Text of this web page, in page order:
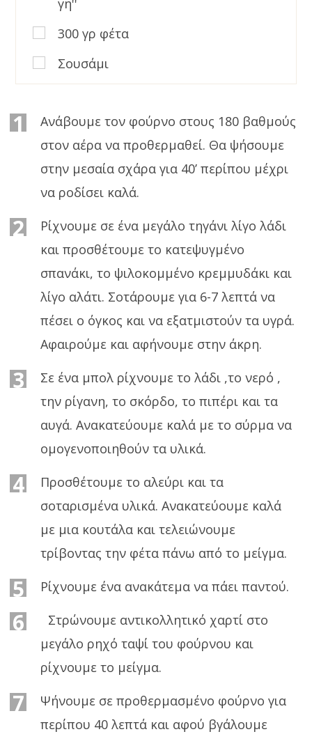
300 γρ φέτα
Σουσάμι
1
Ανάβουμε τον φούρνο στους 180 βαθμούς
στον αέρα να προθερμαθεί. Θα ψήσουμε
στην μεσαία σχάρα για 40’ περίπου μέχρι
να ροδίσει καλά.
2
Ρίχνουμε σε ένα μεγάλο τηγάνι λίγο λάδι
και προσθέτουμε το κατεψυγμένο
σπανάκι, το ψιλοκομμένο κρεμμυδάκι και
λίγο αλάτι. Σοτάρουμε για 6-7 λεπτά να
πέσει ο όγκος και να εξατμιστούν τα υγρά.
Αφαιρούμε και αφήνουμε στην άκρη.
3
Σε ένα μπολ ρίχνουμε το λάδι ,το νερό ,
την ρίγανη, το σκόρδο, το πιπέρι και τα
αυγά. Ανακατεύουμε καλά με το σύρμα να
ομογενοποιηθούν τα υλικά.
4
Προσθέτουμε το αλεύρι και τα
σοταρισμένα υλικά. Ανακατεύουμε καλά
με μια κουτάλα και τελειώνουμε
τρίβοντας την φέτα πάνω από το μείγμα.
5 Ρίχνουμε ένα ανακάτεμα να πάει παντού.
6
Στρώνουμε αντικολλητικό χαρτί στο
μεγάλο ρηχό ταψί του φούρνου και
ρίχνουμε το μείγμα.
7
Ψήνουμε σε προθερμασμένο φούρνο για
περίπου 40 λεπτά και αφού βγάλουμε